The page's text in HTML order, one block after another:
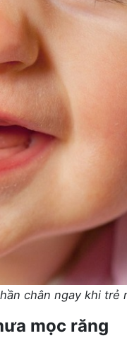
chân ngay khi trẻ
mọc răng